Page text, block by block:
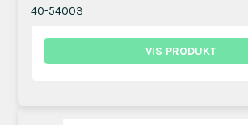
40-54003
VIS PRODUKT